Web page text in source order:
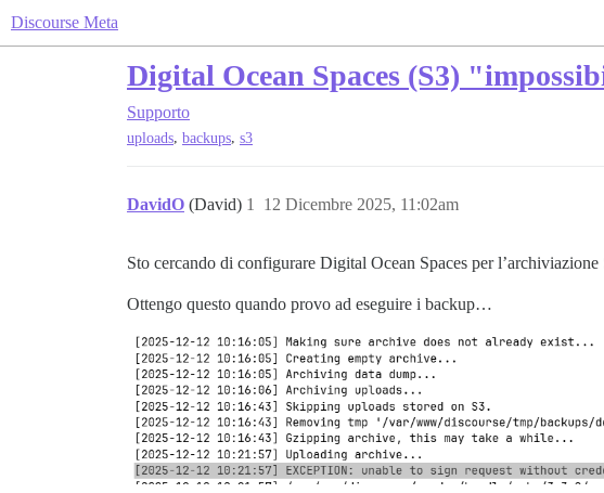
Discourse Meta
Digital Ocean Spaces (S3)
Supporto
uploads, backups, s3
DavidO (David) 12 Dicembre 2025, 11:02am
1
Sto cercando di configurare Digital Ocean Spaces per l’archiviazione
Ottengo questo quando provo ad eseguire i backup…